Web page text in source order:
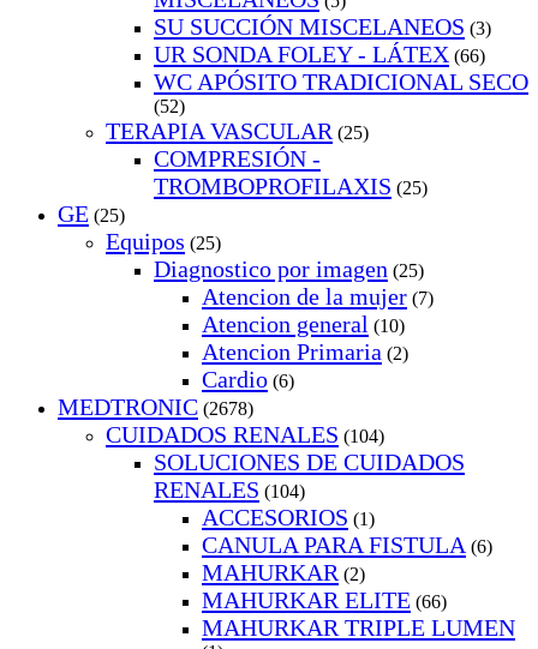
SU SUCCIÓN MISCELANEOS (3)
UR SONDA FOLEY - LÁTEX (66)
WC APÓSITO TRADICIONAL SECO
(52)
TERAPIA VASCULAR (25)
COMPRESIÓN -
TROMBOPROFILAXIS (25)
GE (25)
Equipos (25)
Diagnostico por imagen (25)
Atencion de la mujer (7)
Atencion general (10)
Atencion Primaria (2)
Cardio (6)
MEDTRONIC (2678)
CUIDADOS RENALES (104)
SOLUCIONES DE CUIDADOS
RENALES (104)
ACCESORIOS (1)
CANULA PARA FISTULA (6)
MAHURKAR (2)
MAHURKAR ELITE (66)
MAHURKAR TRIPLE LUMEN